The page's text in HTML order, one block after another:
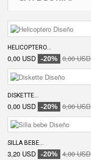
HELICOPTERO...
0,00 USD -20% 0,00 USD
DISKETTE...
0,00 USD -20% 0,00 USD
SILLA BEBE...
3,20 USD -20% 4,00 USD